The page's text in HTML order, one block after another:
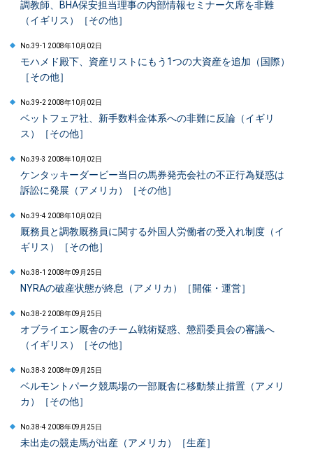
調教師、BHA保安担当理事の内部情報セミナー欠席を非難
（イギリス）［その他］
No.39-1 2008年10月02日
モハメド殿下、資産リストにもう1つの大資産を追加（国際）
［その他］
No.39-2 2008年10月02日
ベットフェア社、新手数料金体系への非難に反論（イギリ
ス）［その他］
No.39-3 2008年10月02日
ケンタッキーダービー当日の馬券発売会社の不正行為疑惑は
訴訟に発展（アメリカ）［その他］
No.39-4 2008年10月02日
厩務員と調教厩務員に関する外国人労働者の受入れ制度（イ
ギリス）［その他］
No.38-1 2008年09月25日
NYRAの破産状態が終息（アメリカ）［開催・運営］
No.38-2 2008年09月25日
オブライエン厩舎のチーム戦術疑惑、懲罰委員会の審議へ
（イギリス）［その他］
No.38-3 2008年09月25日
ベルモントパーク競馬場の一部厩舎に移動禁止措置（アメリ
カ）［その他］
No.38-4 2008年09月25日
未出走の競走馬が出産（アメリカ）［生産］